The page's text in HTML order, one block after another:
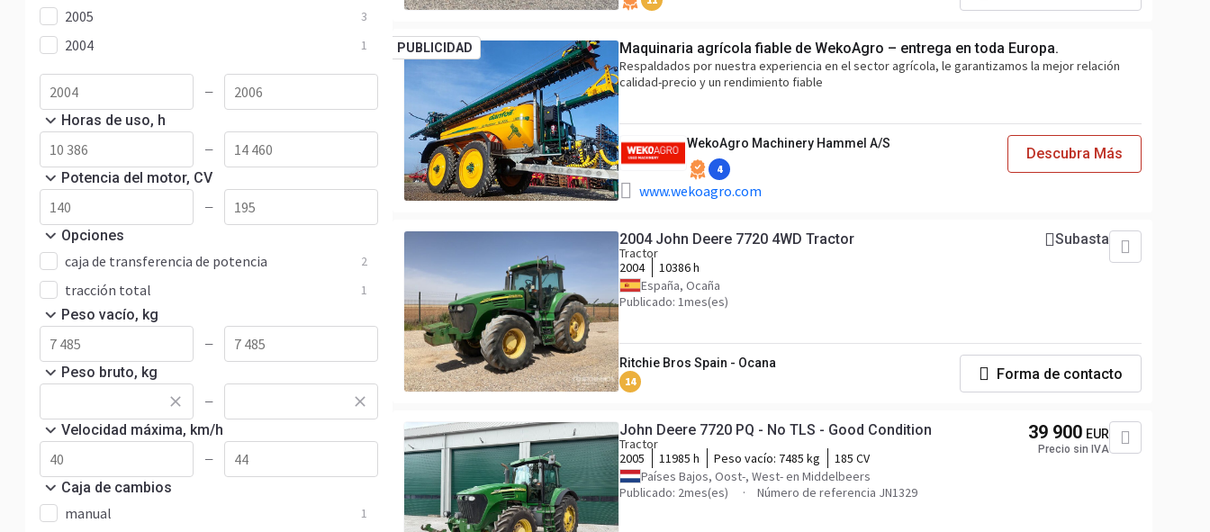
2005 3
2004 1
—
Horas de uso, h
—
Potencia del motor, CV
—
Opciones
caja de transferencia de potencia 2
tracción total 1
Peso vacío, kg
—
Peso bruto, kg
—
Velocidad máxima, km/h
—
Caja de cambios
manual 1
PUBLICIDAD Maquinaria agrícola fiable de WekoAgro – entrega en toda Europa.
Respaldados por nuestra experiencia en el sector agrícola, le garantizamos la mejor relación
calidad-precio y un rendimiento fiable
WekoAgro Machinery Hammel A/S
4
www.wekoagro.com
Descubra Más
2004 John Deere 7720 4WD Tractor
Tractor
2004
10386 h
España, Ocaña
Publicado: 1mes(es)
Subasta
Ritchie Bros Spain - Ocana
14 Forma de contacto
John Deere 7720 PQ - No TLS - Good Condition
Tractor
2005
11985 h Peso vacío: 7485 kg
185 CV
Países Bajos, Oost-, West- en Middelbeers
Publicado: 2mes(es)
Número de referencia JN1329
39 900 EUR
Precio sin IVA